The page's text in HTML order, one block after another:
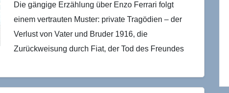
Die gängige Erzählung über Enzo Ferrari folgt
einem vertrauten Muster: private Tragödien – der
Verlust von Vater und Bruder 1916, die
Zurückweisung durch Fiat, der Tod des Freundes